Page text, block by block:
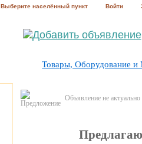
Выберите населённый пункт Войти
Товары, Оборудование и
Объявление не